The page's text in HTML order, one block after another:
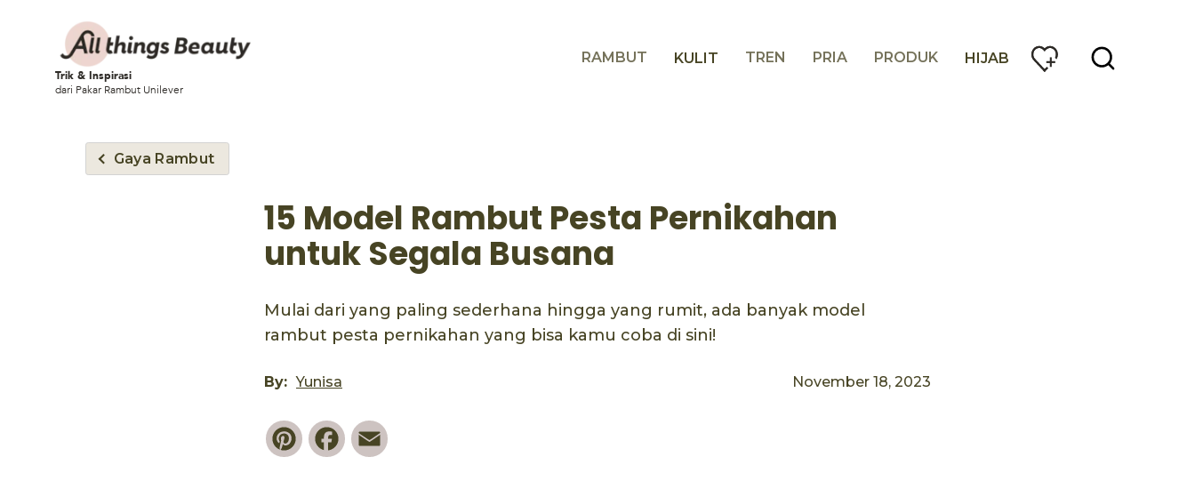
Trik & Inspirasi
dari Pakar Rambut Unilever
RAMBUT KULIT TREN PRIA PRODUK HIJAB
Gaya Rambut
15 Model Rambut Pesta Pernikahan
untuk Segala Busana
Mulai dari yang paling sederhana hingga yang rumit, ada banyak model
rambut pesta pernikahan yang bisa kamu coba di sini!
By: Yunisa November 18, 2023
PinterestFacebook